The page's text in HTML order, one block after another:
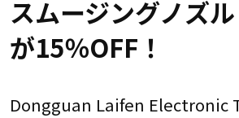
スムージングノズル
が15％OFF！
Dongguan Laifen Electronic